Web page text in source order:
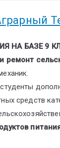
НА БАЗЕ 9
ремонт
средств